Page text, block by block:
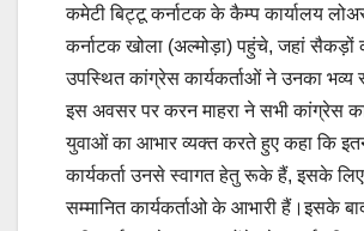
कमेटी बिट्टू कर्नाटक के कैम्प कार्यालय
कर्नाटक खोला (अल्मोड़ा) पहुंचे, जहां सैकड़ों
उपस्थित कांग्रेस कार्यकर्ताओं ने उनका भव्य
इस अवसर पर करन माहरा ने सभी कांग्रेस
युवाओं का आभार व्यक्त करते हुए कहा कि
कार्यकर्ता उनसे स्वागत हेतु रूके हैं, इसके
सम्मानित कार्यकर्ताओ के आभारी हैं।इसके बाद